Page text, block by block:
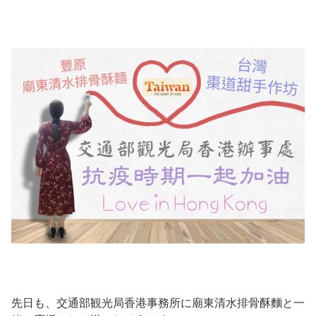
先日も、交通部観光局香港事務所に廟東清水排骨酥麵と一